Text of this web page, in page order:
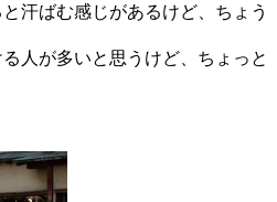
汗ばむ感じがあるけど、ちょう
人が多いと思うけど、ちょっと